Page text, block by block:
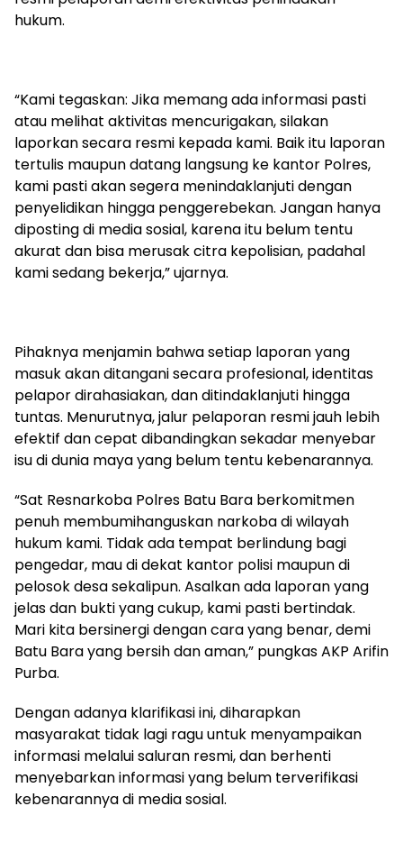
hukum.
“Kami tegaskan: Jika memang ada informasi pasti
atau melihat aktivitas mencurigakan, silakan
laporkan secara resmi kepada kami. Baik itu laporan
tertulis maupun datang langsung ke kantor Polres,
kami pasti akan segera menindaklanjuti dengan
penyelidikan hingga penggerebekan. Jangan hanya
diposting di media sosial, karena itu belum tentu
akurat dan bisa merusak citra kepolisian, padahal
kami sedang bekerja,” ujarnya.
Pihaknya menjamin bahwa setiap laporan yang
masuk akan ditangani secara profesional, identitas
pelapor dirahasiakan, dan ditindaklanjuti hingga
tuntas. Menurutnya, jalur pelaporan resmi jauh lebih
efektif dan cepat dibandingkan sekadar menyebar
isu di dunia maya yang belum tentu kebenarannya.
“Sat Resnarkoba Polres Batu Bara berkomitmen
penuh membumihanguskan narkoba di wilayah
hukum kami. Tidak ada tempat berlindung bagi
pengedar, mau di dekat kantor polisi maupun di
pelosok desa sekalipun. Asalkan ada laporan yang
jelas dan bukti yang cukup, kami pasti bertindak.
Mari kita bersinergi dengan cara yang benar, demi
Batu Bara yang bersih dan aman,” pungkas AKP Arifin
Purba.
Dengan adanya klarifikasi ini, diharapkan
masyarakat tidak lagi ragu untuk menyampaikan
informasi melalui saluran resmi, dan berhenti
menyebarkan informasi yang belum terverifikasi
kebenarannya di media sosial.